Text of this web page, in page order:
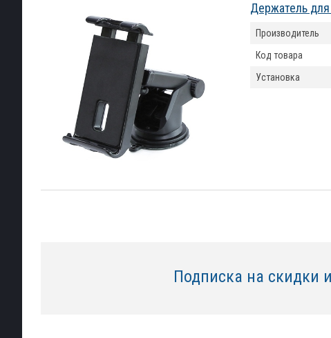
Держатель
Производитель
Код товара
Установка
Подписка на скидки